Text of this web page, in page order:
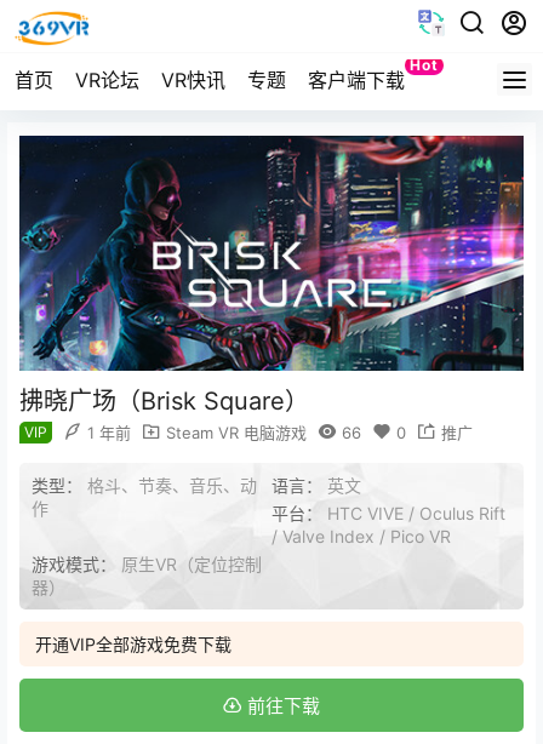
首页 VR论坛 VR快讯 专题 客户端下载
Hot
Quest
拂晓广场（Brisk Square）
VIP 1 年前 Steam VR 电脑游戏 66 0 推广
类型： 格斗、节奏、音乐、动
作
语言： 英文
平台： HTC VIVE / Oculus Rift
/ Valve Index / Pico VR
游戏模式： 原生VR（定位控制
器）
开通VIP全部游戏免费下载
前往下载